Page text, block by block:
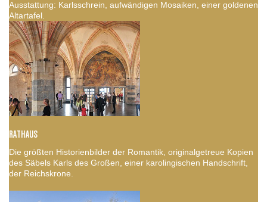
Ausstattung: Karlsschrein, aufwändigen Mosaiken, einer goldenen
Altartafel.
RATHAUS
Die größten Historienbilder der Romantik, originalgetreue Kopien
des Säbels Karls des Großen, einer karolingischen Handschrift,
der Reichskrone.